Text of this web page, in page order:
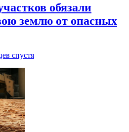
обязали
землю от опасных
спустя